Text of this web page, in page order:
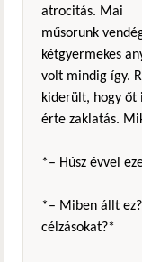
atrocitás. Mai
műsorunk
kétgyermekes
volt mindig így.
kiderült, hogy őt
érte zaklatás.
*– Húsz évvel
*– Miben állt
célzásokat?*